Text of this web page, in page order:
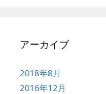
アーカイブ
2018年8月
2016年12月